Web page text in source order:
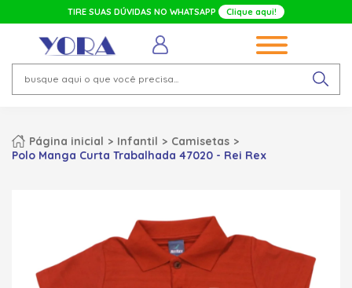
TIRE SUAS DÚVIDAS NO WHATSAPP Clique aqui!
Página inicial Infantil
Camisetas
Polo Manga Curta Trabalhada 47020 - Rei Rex